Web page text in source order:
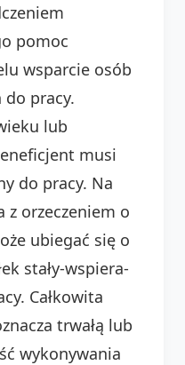
pomoc
wsparcie osób
do pracy.
lub
musi
do pracy. Na
z orzeczeniem o
ubiegać się o
stały-wspiera-
Całkowita
trwałą lub
wykonywania